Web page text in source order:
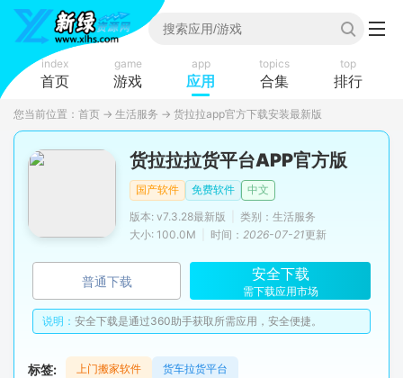
index
首页
game
游戏
app
应用
topics
合集
top
排行
您当前位置： 首页 → 生活服务 → 货拉拉app官方下载安装最新版
货拉拉拉货平台APP官方版
国产软件 免费软件
中文
版本: v7.3.28最新版
类别：生活服务
大小: 100.0M
时间： 2026-07-21更新
普通下载 安全下载
需下载应用市场
说明： 安全下载是通过360助手获取所需应用，安全便捷。
标签: 上门搬家软件 货车拉货平台